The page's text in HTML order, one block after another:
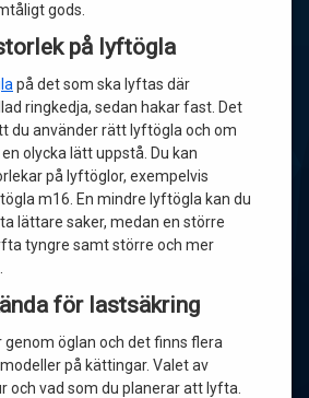
gods.
på lyftögla
på det som ska lyftas där
ringkedja, sedan hakar fast. Det
du använder rätt lyftögla och om
olycka lätt uppstå. Du kan
på lyftöglor, exempelvis
m16. En mindre lyftögla kan du
lättare saker, medan en större
tyngre samt större och mer
för lastsäkring
genom öglan och det finns flera
på kättingar. Valet av
och vad som du planerar att lyfta.